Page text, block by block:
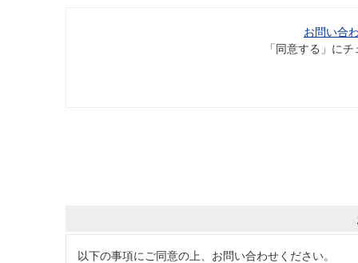
お問い合
「同意する」に
以下の事項にご同意の上、お問い合わせください。